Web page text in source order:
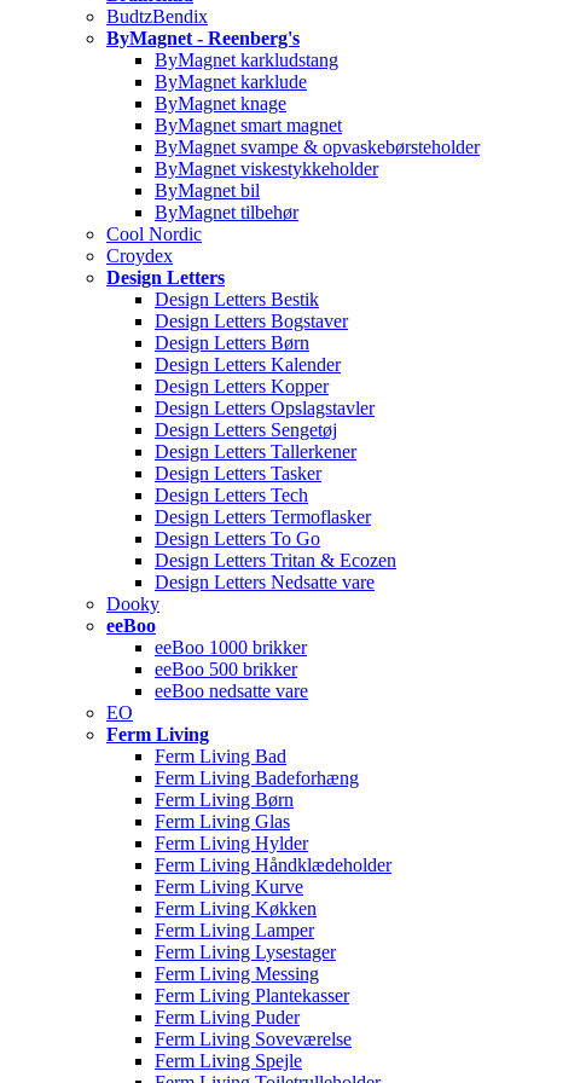
BudtzBendix
ByMagnet - Reenberg's
ByMagnet karkludstang
ByMagnet karklude
ByMagnet knage
ByMagnet smart magnet
ByMagnet svampe & opvaskebørsteholder
ByMagnet viskestykkeholder
ByMagnet bil
ByMagnet tilbehør
Cool Nordic
Croydex
Design Letters
Design Letters Bestik
Design Letters Bogstaver
Design Letters Børn
Design Letters Kalender
Design Letters Kopper
Design Letters Opslagstavler
Design Letters Sengetøj
Design Letters Tallerkener
Design Letters Tasker
Design Letters Tech
Design Letters Termoflasker
Design Letters To Go
Design Letters Tritan & Ecozen
Design Letters Nedsatte vare
Dooky
eeBoo
eeBoo 1000 brikker
eeBoo 500 brikker
eeBoo nedsatte vare
EO
Ferm Living
Ferm Living Bad
Ferm Living Badeforhæng
Ferm Living Børn
Ferm Living Glas
Ferm Living Hylder
Ferm Living Håndklædeholder
Ferm Living Kurve
Ferm Living Køkken
Ferm Living Lamper
Ferm Living Lysestager
Ferm Living Messing
Ferm Living Plantekasser
Ferm Living Puder
Ferm Living Soveværelse
Ferm Living Spejle